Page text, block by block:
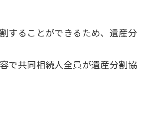
することができるため、遺産分
で共同相続人全員が遺産分割協